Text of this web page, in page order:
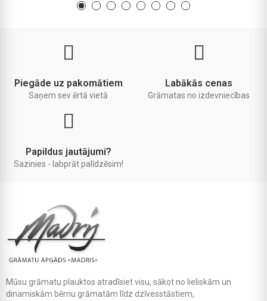
Piegāde uz pakomātiem
Saņem sev ērtā vietā
Labākās cenas
Grāmatas no izdevniecības
Papildus jautājumi?
Sazinies - labprāt palīdzēsim!
Mūsu grāmatu plauktos atradīsiet visu, sākot no lieliskām un
dinamiskām bērnu grāmatām līdz dzīvesstāstiem,